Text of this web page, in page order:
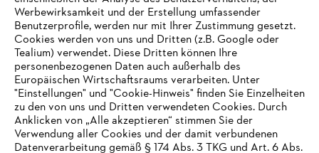
Unternehmen
Häufig gestellte Fragen
Werbewirksamkeit und der Erstellung umfassender
Benutzerprofile, werden nur mit Ihrer Zustimmung gesetzt.
Cookies werden von uns und Dritten (z.B. Google oder
Tealium) verwendet. Diese Dritten können Ihre
personenbezogenen Daten auch außerhalb des
Europäischen Wirtschaftsraums verarbeiten. Unter
"Einstellungen" und "Cookie-Hinweis" finden Sie Einzelheiten
zu den von uns und Dritten verwendeten Cookies. Durch
Anklicken von „Alle akzeptieren“ stimmen Sie der
Verwendung aller Cookies und der damit verbundenen
Datenverarbeitung gemäß § 174 Abs. 3 TKG und Art. 6 Abs.